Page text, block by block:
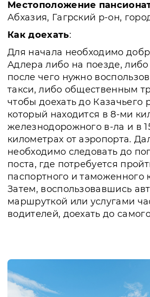
Местоположение
Абхазия, Гагрский р-он,
Как доехать:
Для начала необходимо
Адлера либо на поезде, либо
после чего нужно
такси, либо общественным
чтобы доехать до Казачьего
который находится в 8-ми
железнодорожного в-ла и в
километрах от аэропорта.
необходимо следовать до
поста, где потребуется
паспортного и таможенного
Затем, воспользовавшись
маршруткой или услугами
водителей, доехать до